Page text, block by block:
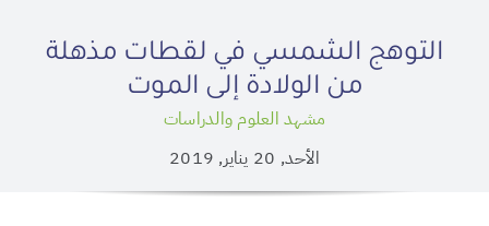
التوهج الشمسي في لقطات مذهلة
من الولادة إلى الموت
مشهد العلوم والدراسات
الأحد, 20 يناير, 2019